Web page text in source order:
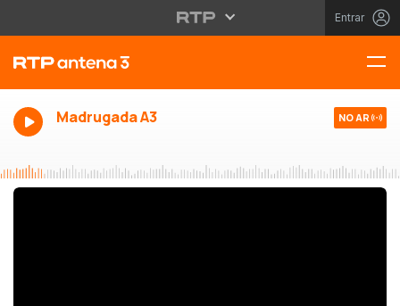
Entrar
Madrugada A3 NO AR